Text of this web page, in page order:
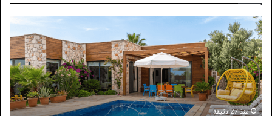
الإقبال
الصيفي
ينعش
المزارع
السياحية
ومطالبات
بتنظيم
القطاع
منذ 27 دقيقة